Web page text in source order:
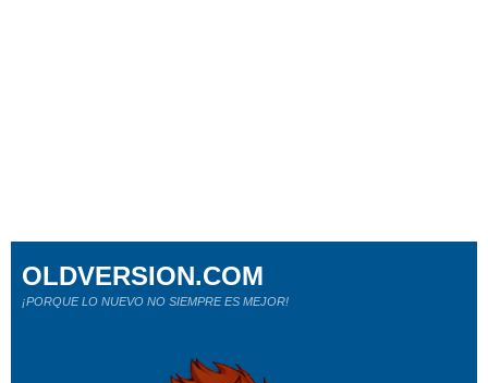
OLDVERSION.COM
¡PORQUE LO NUEVO NO SIEMPRE ES MEJOR!